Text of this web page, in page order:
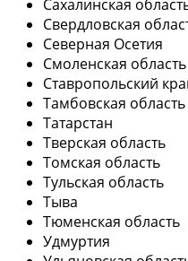
Сахалинская
Свердловская
Северная Осетия
Смоленская область
Ставропольский
Тамбовская область
Татарстан
Тверская область
Томская область
Тульская область
Тыва
Тюменская область
Удмуртия